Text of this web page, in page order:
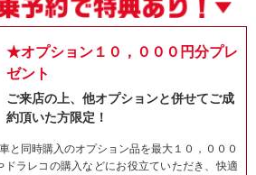
★オプション１０，０００円分プレ
ゼント
ご来店の上、他オプションと併せてご成
約頂いた方限定！
と同時購入のオプション品を最大１０，０００
ドラレコの購入などにお役立ていただき、快適